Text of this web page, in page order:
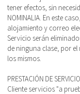
tener efectos, sin
NOMINALIA. En este
alojamiento y correo
Servicio serán
de ninguna clase, por
los mismos.
PRESTACIÓN DE
Cliente servicios "a